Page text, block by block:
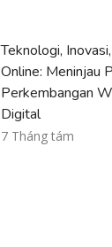
Teknologi,
Online: Meninjau
Perkembangan
Digital
7 Tháng tám